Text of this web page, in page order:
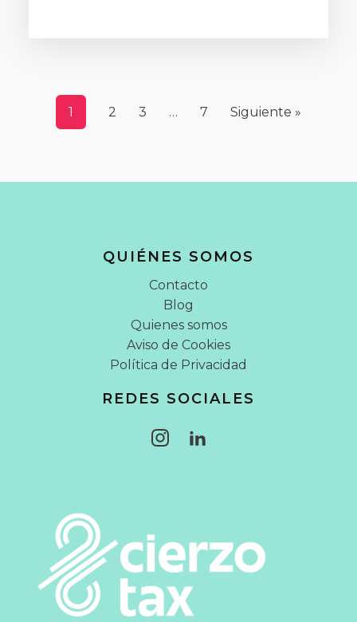
1 2 3 … 7 Siguiente »
QUIÉNES SOMOS
Contacto
Blog
Quienes somos
Aviso de Cookies
Política de Privacidad
REDES SOCIALES